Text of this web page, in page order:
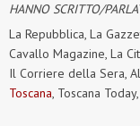
HANNO SCRITTO/
La Repubblica, La
Cavallo Magazine, La
Il Corriere della Sera,
Toscana, Toscana